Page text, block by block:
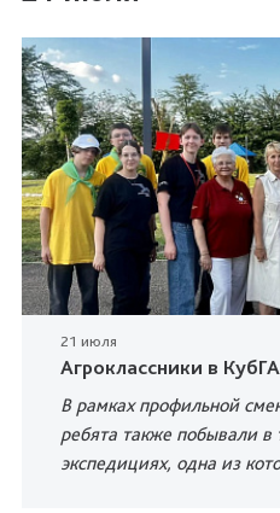
21 июля
Агроклассники в
В рамках профильной
ребята также побывали в
экспедициях, одна из